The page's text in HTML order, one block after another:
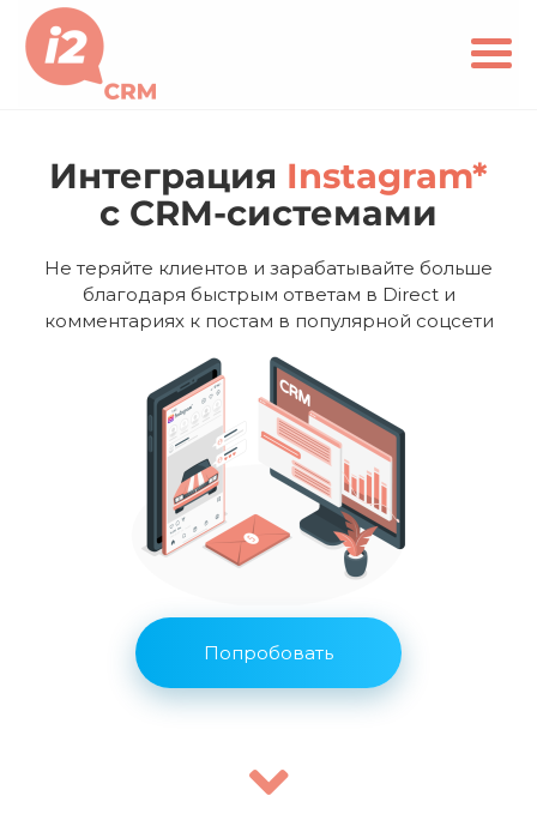
Интеграция Instagram*
с CRM-системами
Не теряйте клиентов и зарабатывайте больше
благодаря быстрым ответам в Direct и
комментариях к постам в популярной соцсети
Попробовать